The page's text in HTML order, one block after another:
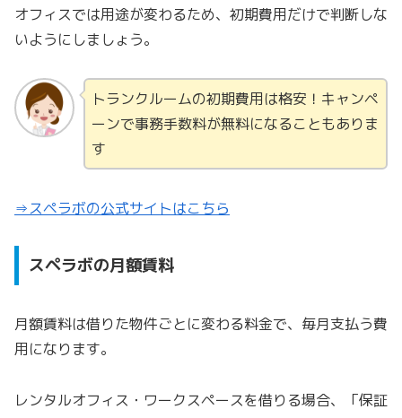
オフィスでは用途が変わるため、初期費用だけで判断しな
いようにしましょう。
トランクルームの初期費用は格安！キャンペ
ーンで事務手数料が無料になることもありま
す
⇒スペラボの公式サイトはこちら
スペラボの月額賃料
月額賃料は借りた物件ごとに変わる料金で、毎月支払う費
用になります。
レンタルオフィス・ワークスペースを借りる場合、「保証